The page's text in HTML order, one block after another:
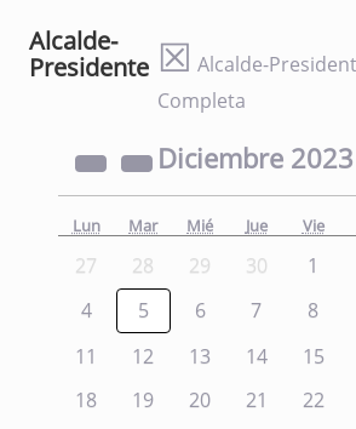
Alcalde-
Presidente ☒ Alcalde-
Completa
Diciembre 2023
Lun Mar Mié Jue Vie
27 28 29 30 1
4
5 6 7 8
11
12 13 14 15
18
19 20 21 22